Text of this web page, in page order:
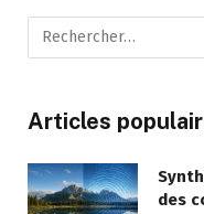
Articles
des